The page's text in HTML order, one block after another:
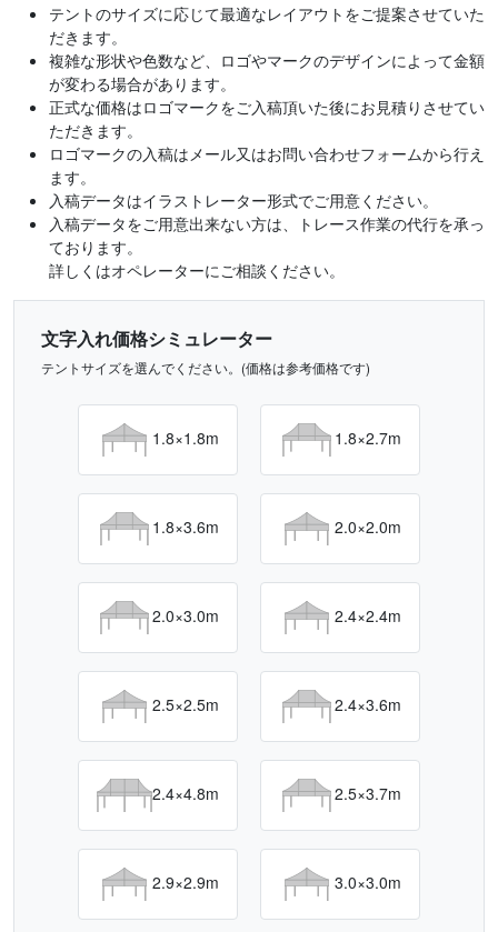
テントのサイズに応じて最適なレイアウトをご提案させていた
だきます。
複雑な形状や色数など、ロゴやマークのデザインによって金額
が変わる場合があります。
正式な価格はロゴマークをご入稿頂いた後にお見積りさせてい
ただきます。
ロゴマークの入稿はメール又はお問い合わせフォームから行え
ます。
入稿データはイラストレーター形式でご用意ください。
入稿データをご用意出来ない方は、トレース作業の代行を承っ
ております。
詳しくはオペレーターにご相談ください。
文字入れ価格シミュレーター
テントサイズを選んでください。(価格は参考価格です)
1.8×1.8m 1.8×2.7m
1.8×3.6m 2.0×2.0m
2.0×3.0m 2.4×2.4m
2.5×2.5m 2.4×3.6m
2.4×4.8m 2.5×3.7m
2.9×2.9m 3.0×3.0m